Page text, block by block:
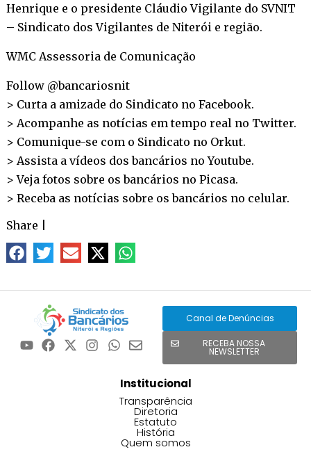
Henrique e o presidente Cláudio Vigilante do SVNIT
– Sindicato dos Vigilantes de Niterói e região.
WMC Assessoria de Comunicação
Follow @bancariosnit
> Curta a amizade do Sindicato no Facebook.
> Acompanhe as notícias em tempo real no Twitter.
> Comunique-se com o Sindicato no Orkut.
> Assista a vídeos dos bancários noYoutube.
> Veja fotos sobre os bancários no Picasa.
> Receba as notícias sobre os bancários no celular.
Share
Canal de Denúncias
RECEBA NOSSA
NEWSLETTER
Institucional
Transparência
Diretoria
Estatuto
História
Quem somos